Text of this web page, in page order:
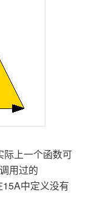
际上一个函数可
用过的
中定义没有